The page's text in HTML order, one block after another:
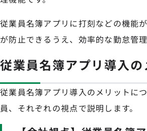
従業員名簿アプリに打刻などの機能
が防止できるうえ、効率的な勤怠管理
従業員名簿アプリ導入の
従業員名簿アプリ導入のメリットに
員、それぞれの視点で説明します。